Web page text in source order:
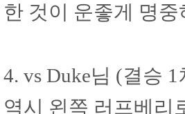
한 것이 운좋게 명
4. vs Duke님 (결승 1
역시 왼쪽 러프베리